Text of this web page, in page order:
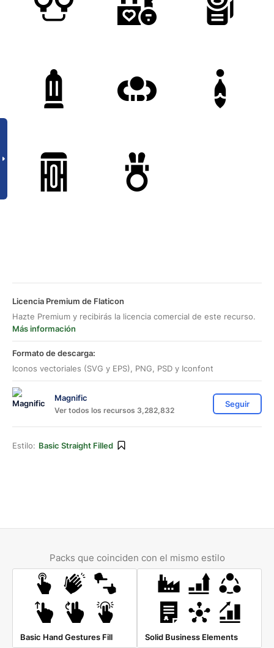
Licencia Premium de Flaticon
Hazte Premium y recibirás la licencia comercial de este recurso.
Más información
Formato de descarga:
Iconos vectoriales (SVG y EPS), PNG, PSD y Iconfont
Magnific
Ver todos los recursos 3,282,832
Seguir
Estilo: Basic Straight Filled
Packs que coinciden con el mismo estilo
Basic Hand Gestures Fill Solid Business Elements